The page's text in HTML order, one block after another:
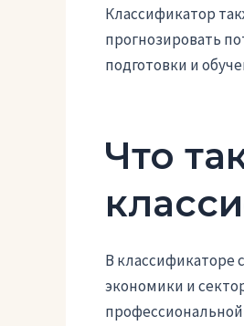
Классификатор
прогнозировать
подготовки и
Что
В классификаторе
экономики и